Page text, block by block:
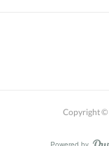
Copyright ©